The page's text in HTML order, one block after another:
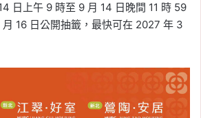
日上午 9 時至 9 月 14 日晚間 11 時 59
16 日公開抽籤，最快可在 2027 年 3